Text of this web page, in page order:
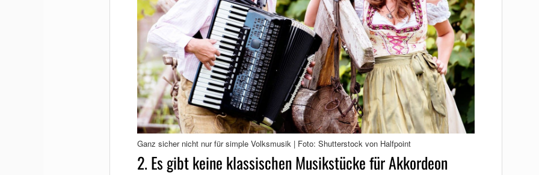
Ganz sicher nicht nur für simple Volksmusik | Foto: Shutterstock von Halfpoint
2. Es gibt keine klassischen Musikstücke für Akkordeon